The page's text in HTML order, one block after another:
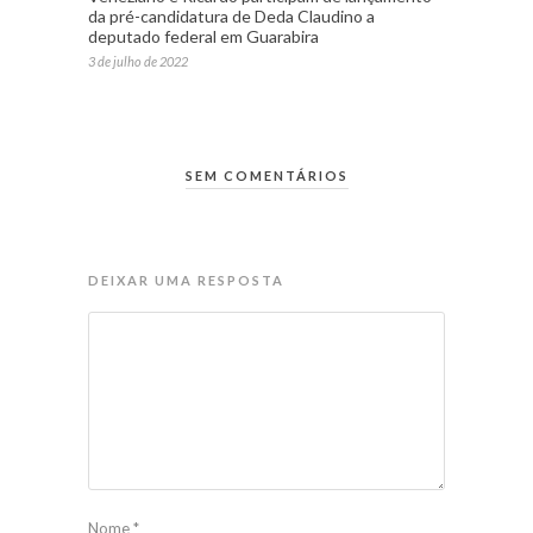
da pré-candidatura de Deda Claudino a
deputado federal em Guarabira
3 de julho de 2022
SEM COMENTÁRIOS
DEIXAR UMA RESPOSTA
Nome*